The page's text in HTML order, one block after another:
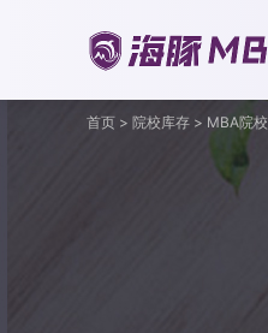
首页 > 院校库存 > MBA院校